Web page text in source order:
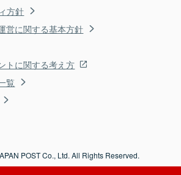
方針
営に関する基本方針
トに関する考え方
覧
POST Co., Ltd. All Rights Reserved.